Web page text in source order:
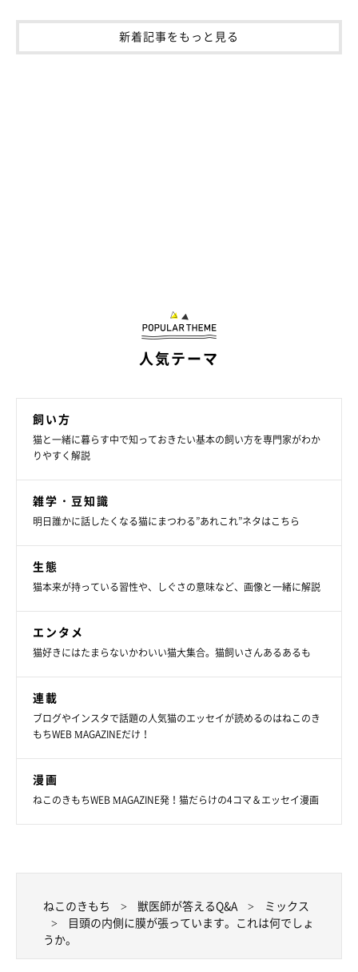
新着記事をもっと見る
人気テーマ
飼い方
猫と一緒に暮らす中で知っておきたい基本の飼い方を専門家がわか
りやすく解説
雑学・豆知識
明日誰かに話したくなる猫にまつわる”あれこれ”ネタはこちら
生態
猫本来が持っている習性や、しぐさの意味など、画像と一緒に解説
エンタメ
猫好きにはたまらないかわいい猫大集合。猫飼いさんあるあるも
連載
ブログやインスタで話題の人気猫のエッセイが読めるのはねこのき
もちWEB MAGAZINEだけ！
漫画
ねこのきもちWEB MAGAZINE発！猫だらけの4コマ＆エッセイ漫画
ねこのきもち 獣医師が答えるQ&A
ミックス
目頭の内側に膜が張っています。これは何でしょ
うか。